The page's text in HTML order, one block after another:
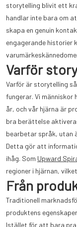
storytelling blivit ett
handlar inte bara om
skapa en genuin
engagerande historier
Varför
Varför är storytelling
fungerar. Vi
år, och vår hjärna är
bra berättelse
bearbetar språk, utan
Detta gör att
ihåg. Som Upward
regioner i hjärnan,
Från
Traditionell
produktens
Istället för att bara